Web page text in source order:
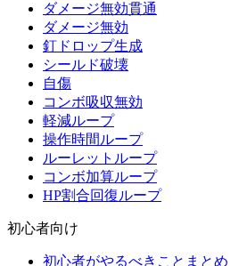
ダメージ無効貫通
ダメージ無効
釘ドロップ生成
シールド破壊
自傷
コンボ吸収無効
軽減ループ
操作時間ループ
ルーレットループ
コンボ加算ループ
HP割合回復ループ
初心者向け
初心者がやるべきことまとめ